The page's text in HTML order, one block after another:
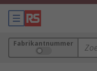
Fabrikantnummer